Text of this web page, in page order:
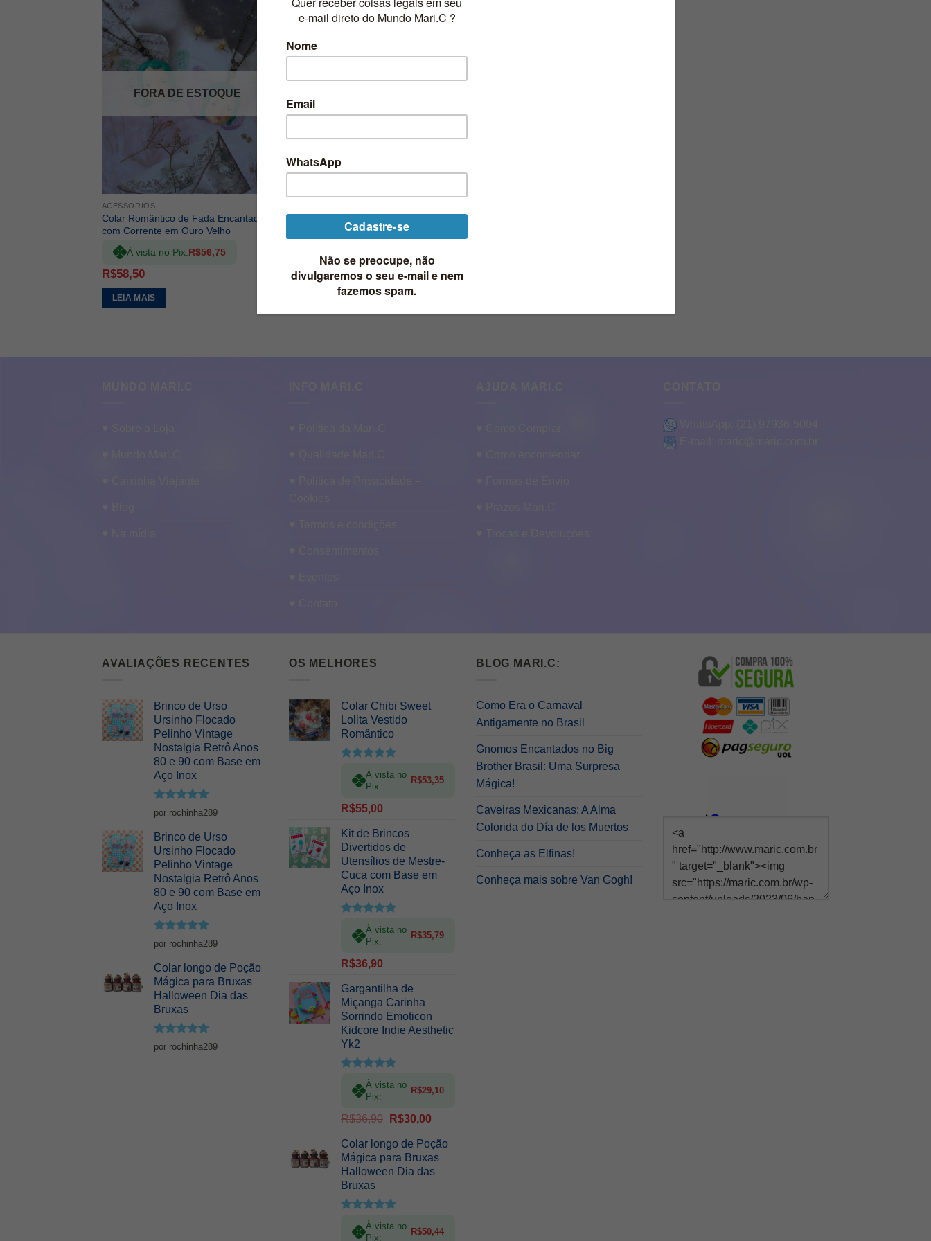
ADICIONAR
A LISTA DE
FORA DE ESTOQUE
ACESSÓRIOS
Colar Romântico de Fada Encantada
com Corrente em Ouro Velho
À vista no Pix:R$56,75
R$58,50
LEIA MAIS
Colar Romântico Vintage Ouro Velho
Cottage Botânico Raposa
R$59,90
LEIA MAIS
AVALIAÇÕES RECENTES
Brinco de Urso
Ursinho Flocado
Pelinho Vintage
Nostalgia Retrô Anos
80 e 90 com Base em
Aço Inox
Avaliação5
de 5
por rochinha289
Brinco de Urso
Ursinho Flocado
Pelinho Vintage
Nostalgia Retrô Anos
80 e 90 com Base em
Aço Inox
Avaliação5
de 5
por rochinha289
Colar longo de Poção
Mágica para Bruxas
Halloween Dia das
Bruxas
Avaliação5
de 5
por rochinha289
OS MELHORES
Colar Chibi Sweet
Lolita Vestido
Romântico
Avaliação
5.00de 5
À vista no
Pix:
R$53,35
R$55,00
Kit de Brincos
Divertidos de
Utensílios de Mestre-
Cuca com Base em
Aço Inox
Avaliação
5.00de 5
À vista no
Pix:
R$35,79
R$36,90
Gargantilha de
Miçanga Carinha
Sorrindo Emoticon
Kidcore Indie Aesthetic
Yk2
Avaliação
5.00de 5
À vista no
Pix:
R$29,10
R$36,90 O
original
era:
R$36,90.
R$30,00O
atual
é:
R$30,00.
Colar longo de Poção
Mágica para Bruxas
Halloween Dia das
Bruxas
Avaliação
5.00de 5
À vista no
Pix:
R$50,44
BLOG MARI.C:
Como Era o Carnaval
Antigamente no Brasil
Gnomos Encantados no Big
Brother Brasil: Uma Surpresa
Mágica!
Caveiras Mexicanas: A Alma
Colorida do Día de los Muertos
Conheça as Elfinas!
Conheça mais sobre Van Gogh!